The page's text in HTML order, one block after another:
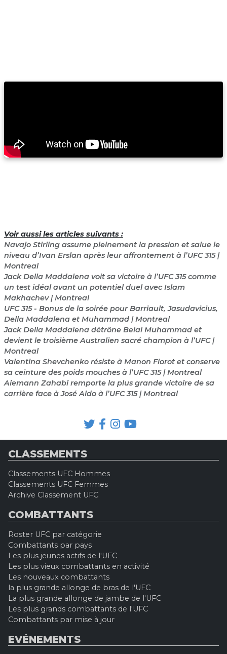
Voir aussi les articles suivants :
Navajo Stirling assume pleinement la pression et salue le
niveau d’Ivan Erslan après leur affrontement à l’UFC 315 |
Montreal
Jack Della Maddalena voit sa victoire à l’UFC 315 comme
un test idéal avant un potentiel duel avec Islam
Makhachev | Montreal
UFC 315 - Bonus de la soirée pour Barriault, Jasudavicius,
Della Maddalena et Muhammad | Montreal
Jack Della Maddalena détrône Belal Muhammad et
devient le troisième Australien sacré champion à l’UFC |
Montreal
Valentina Shevchenko résiste à Manon Fiorot et conserve
sa ceinture des poids mouches à l’UFC 315 | Montreal
Aiemann Zahabi remporte la plus grande victoire de sa
carrière face à José Aldo à l’UFC 315 | Montreal
CLASSEMENTS
Classements UFC Hommes
Classements UFC Femmes
Archive Classement UFC
COMBATTANTS
Roster UFC par catégorie
Combattants par pays
Les plus jeunes actifs de l'UFC
Les plus vieux combattants en activité
Les nouveaux combattants
la plus grande allonge de bras de l'UFC
La plus grande allonge de jambe de l'UFC
Les plus grands combattants de l'UFC
Combattants par mise à jour
EVÉNEMENTS